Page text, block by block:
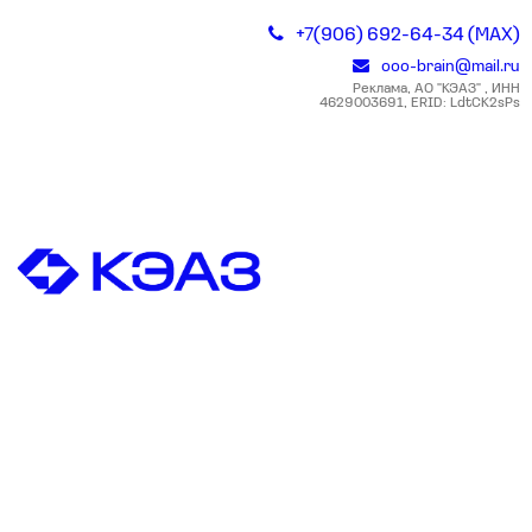
+7(906) 692-64-34 (MAX)
ooo-brain@mail.ru
Реклама, АО "КЭАЗ" , ИНН
4629003691, ERID: LdtCK2sPs